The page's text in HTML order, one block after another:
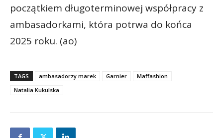
początkiem długoterminowej współpracy z
ambasadorkami, która potrwa do końca
2025 roku. (ao)
TAGS ambasadorzy marek Garnier
Maffashion
Natalia Kukulska